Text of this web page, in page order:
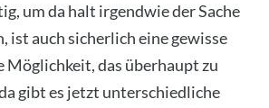
um da halt irgend­wie der Sache
ist auch sicher­lich eine gewis­se
Mög­lich­keit, das über­haupt zu
gibt es jetzt unter­schied­li­che